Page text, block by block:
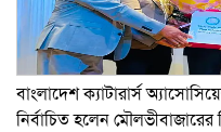
বাংলাদেশ ক্যাটারার্স
নির্বাচিত হলেন মৌলভীবাজারের